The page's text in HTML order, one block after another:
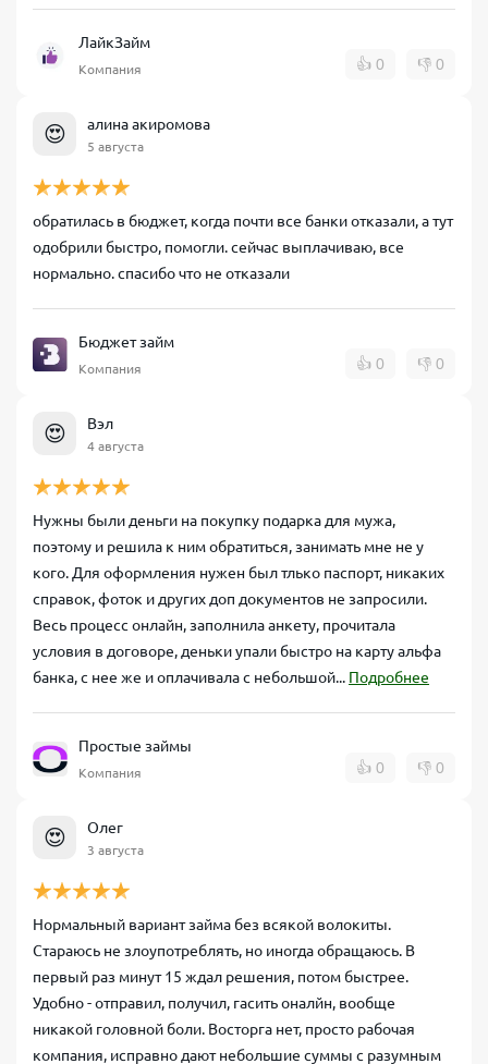
ЛайкЗайм
Компания 👍 0 👎 0
😍 алина акиромова
5 августа
обратилась в бюджет, когда почти все банки отказали, а тут
одобрили быстро, помогли. сейчас выплачиваю, все
нормально. спасибо что не отказали
Бюджет займ
Компания 👍 0 👎 0
😍 Вэл
4 августа
Нужны были деньги на покупку подарка для мужа,
поэтому и решила к ним обратиться, занимать мне не у
кого. Для оформления нужен был тлько паспорт, никаких
справок, фоток и других доп документов не запросили.
Весь процесс онлайн, заполнила анкету, прочитала
условия в договоре, деньки упали быстро на карту альфа
банка, с нее же и оплачивала с небольшой... Подробнее
Простые займы
Компания 👍 0 👎 0
😍 Олег
3 августа
Нормальный вариант займа без всякой волокиты.
Стараюсь не злоупотреблять, но иногда обращаюсь. В
первый раз минут 15 ждал решения, потом быстрее.
Удобно - отправил, получил, гасить оналйн, вообще
никакой головной боли. Восторга нет, просто рабочая
компания, исправно дают небольшие суммы с разумным